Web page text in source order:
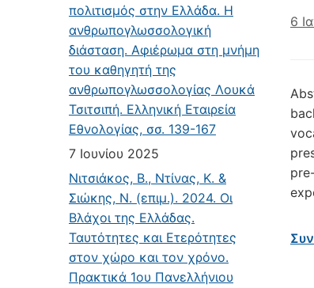
πολιτισμός στην Ελλάδα. Η
ανθρωπογλωσσολογική
διάσταση. Αφιέρωμα στη μνήμη
του καθηγητή της
ανθρωπογλωσσολογίας Λουκά
Τσιτσιπή. Ελληνική Εταιρεία
Εθνολογίας, σσ. 139-167
7 Ιουνίου 2025
Νιτσιάκος, Β., Ντίνας, Κ. &
Σιώκης, Ν. (επιμ.). 2024. Οι
Βλάχοι της Ελλάδας.
Ταυτότητες και Ετερότητες
στον χώρο και τον χρόνο.
Πρακτικά 1ου Πανελλήνιου
6